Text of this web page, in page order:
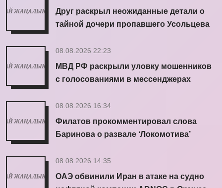
Друг раскрыл неожиданные детали о
тайной дочери пропавшего Усольцева
08.08.2026 22:23
МВД РФ раскрыли уловку мошенников
с голосованиями в мессенджерах
08.08.2026 16:34
Филатов прокомментировал слова
Баринова о развале ‘Локомотива’
08.08.2026 14:35
ОАЭ обвинили Иран в атаке на судно